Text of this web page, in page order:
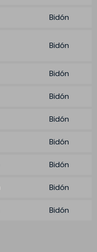
Bidón
Bidón
Bidón
Bidón
Bidón
Bidón
Bidón
Bidón
Bidón